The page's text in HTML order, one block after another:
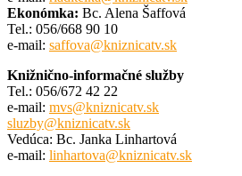
Ekonómka: Bc. Alena Šaffová
Tel.: 056/668 90 10
e-mail: saffova@kniznicatv.sk
Knižnično-informačné služby
Tel.: 056/672 42 22
e-mail: mvs@kniznicatv.sk
sluzby@kniznicatv.sk
Vedúca: Bc. Janka Linhartová
e-mail: linhartova@kniznicatv.sk